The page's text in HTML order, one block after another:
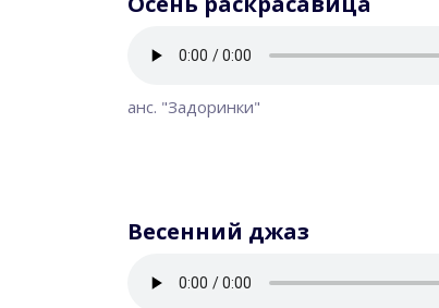
анс. "Задоринки"
Весенний джаз